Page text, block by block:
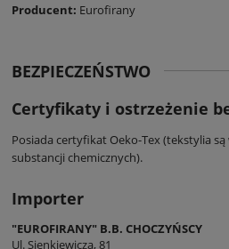
Producent: Eurofirany
BEZPIECZEŃSTWO
Certyfikaty i ostrzeżenie
Posiada certyfikat Oeko-Tex (tekstylia
substancji chemicznych).
Importer
"EUROFIRANY" B.B. CHOCZYŃSCY
Ul. Sienkiewicza, 81